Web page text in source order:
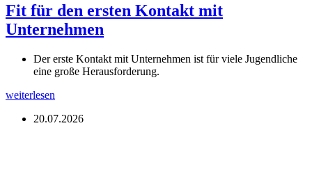
Fit für den ersten Kontakt mit
Unternehmen
Der erste Kontakt mit Unternehmen ist für viele Jugendliche
eine große Herausforderung.
weiterlesen
20.07.2026